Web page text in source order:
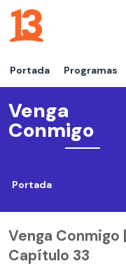
Portada Programas
Venga
Conmigo
Portada
Venga Conmigo
Capítulo 33